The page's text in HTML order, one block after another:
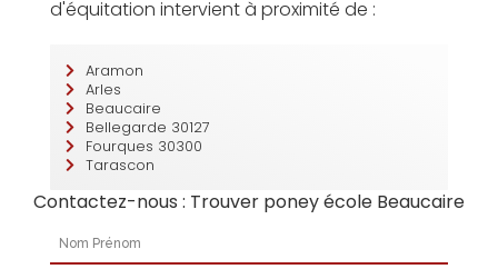
d'équitation intervient à proximité de :
Aramon
Arles
Beaucaire
Bellegarde 30127
Fourques 30300
Tarascon
Contactez-nous : Trouver poney école Beaucaire
Nom Prénom